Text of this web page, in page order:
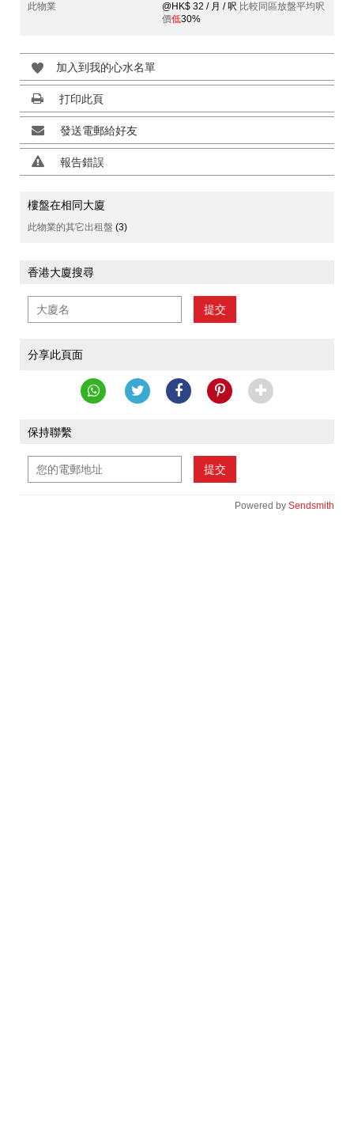
此物業
@HK$ 32 / 月 / 呎 比較同區放盤平均呎
價低30%
加入到我的心水名單
打印此頁
發送電郵給好友
報告錯誤
樓盤在相同大廈
此物業的其它出租盤 (3)
香港大廈搜尋
提交
分享此頁面
保持聯繫
提交
Powered by Sendsmith